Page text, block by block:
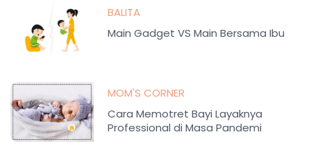
BALITA
Main Gadget VS Main Bersama Ibu
MOM'S CORNER
Cara Memotret Bayi Layaknya
Professional di Masa Pandemi